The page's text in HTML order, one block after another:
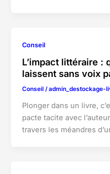
Conseil
L’impact littéraire :
laissent sans voix
Conseil /admin_destockage-
Plonger dans un livre,
pacte tacite avec
travers les méandres